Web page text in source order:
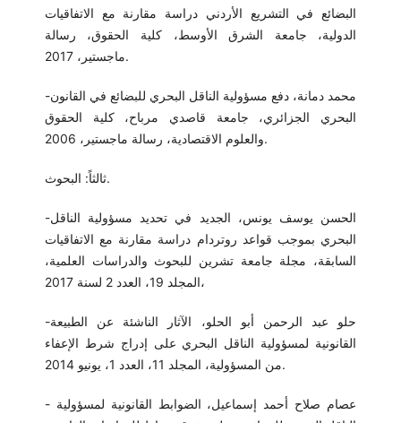
البضائع في التشريع الأردني دراسة مقارنة مع الاتفاقيات
الدولية، جامعة الشرق الأوسط، كلية الحقوق، رسالة
ماجستير، 2017.
-محمد دمانة، دفع مسؤولية الناقل البحري للبضائع في القانون
البحري الجزائري، جامعة قاصدي مرباح، كلية الحقوق
والعلوم الاقتصادية، رسالة ماجستير، 2006.
ثالثاً: البحوث.
-الحسن يوسف يونس، الجديد في تحديد مسؤولية الناقل
البحري بموجب قواعد روتردام دراسة مقارنة مع الاتفاقيات
السابقة، مجلة جامعة تشرين للبحوث والدراسات العلمية،
المجلد 19، العدد 2 لسنة 2017،
-حلو عبد الرحمن أبو الحلو، الآثار الناشئة عن الطبيعة
القانونية لمسؤولية الناقل البحري على إدراج شرط الإعفاء
من المسؤولية، المجلد 11، العدد 1، يونيو 2014.
- عصام صلاح أحمد إسماعيل، الضوابط القانونية لمسؤولية